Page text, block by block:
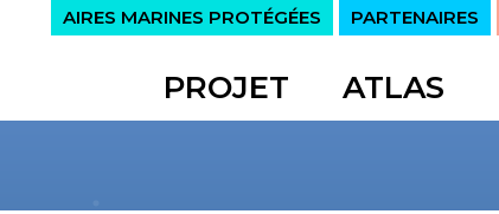
AIRES MARINES PROTÉGÉES PARTENAIRES
PROJET ATLAS